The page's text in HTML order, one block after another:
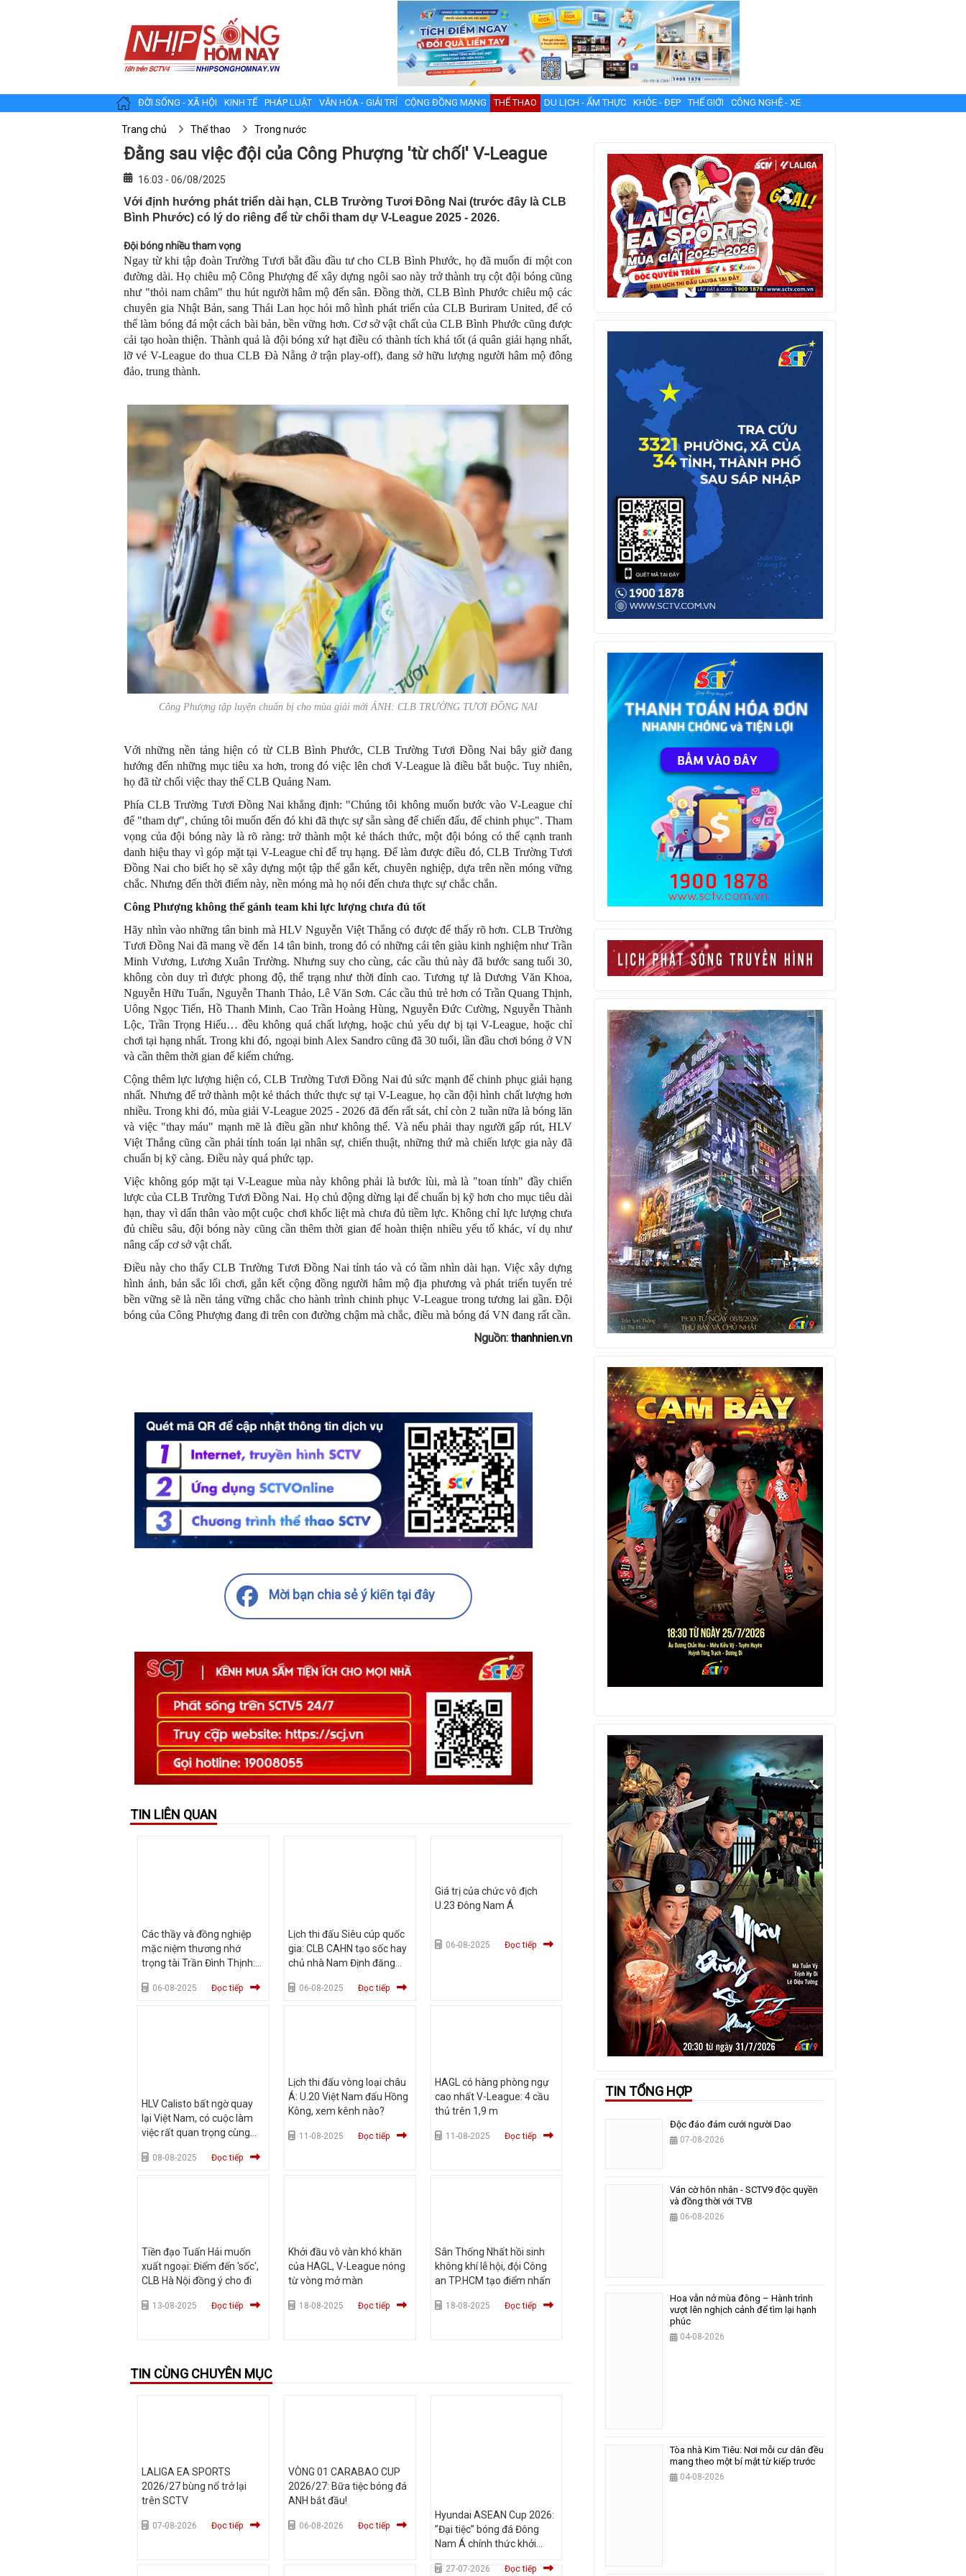
ĐỜI SỐNG - XÃ HỘI KINH TẾ PHÁP LUẬT VĂN HÓA - GIẢI TRÍ CỘNG ĐỒNG MẠNG THỂ THAO DU LỊCH - ẨM THỰC KHỎE - ĐẸP THẾ GIỚI CÔNG NGHỆ - XE
Trang chủ Thể thao Trong nước
Đằng sau việc đội của Công Phượng 'từ chối' V-League
16:03 - 06/08/2025
Với định hướng phát triển dài hạn, CLB Trường Tươi Đồng Nai (trước đây là CLB
Bình Phước) có lý do riêng để từ chối tham dự V-League 2025 - 2026.
Đội bóng nhiều tham vọng
Ngay từ khi tập đoàn Trường Tươi bắt đầu đầu tư cho CLB Bình Phước, họ đã muốn đi một con
đường dài. Họ chiêu mộ Công Phượng để xây dựng ngôi sao này trở thành trụ cột đội bóng cũng
như "thỏi nam châm" thu hút người hâm mộ đến sân. Đồng thời, CLB Bình Phước chiêu mộ các
chuyên gia Nhật Bản, sang Thái Lan học hỏi mô hình phát triển của CLB Buriram United, để có
thể làm bóng đá một cách bài bản, bền vững hơn. Cơ sở vật chất của CLB Bình Phước cũng được
cải tạo hoàn thiện. Thành quả là đội bóng xứ hạt điều có thành tích khá tốt (á quân giải hạng nhất,
lỡ vé V-League do thua CLB Đà Nẵng ở trận play-off), đang sở hữu lượng người hâm mộ đông
đảo, trung thành.
Công Phượng tập luyện chuẩn bị cho mùa giải mới ẢNH: CLB TRƯỜNG TƯƠI ĐỒNG NAI
Với những nền tảng hiện có từ CLB Bình Phước, CLB Trường Tươi Đồng Nai bây giờ đang
hướng đến những mục tiêu xa hơn, trong đó việc lên chơi V-League là điều bắt buộc. Tuy nhiên,
họ đã từ chối việc thay thế CLB Quảng Nam.
Phía CLB Trường Tươi Đồng Nai khẳng định: "Chúng tôi không muốn bước vào V-League chỉ
để "tham dự", chúng tôi muốn đến đó khi đã thực sự sẵn sàng để chiến đấu, để chinh phục". Tham
vọng của đội bóng này là rõ ràng: trở thành một kẻ thách thức, một đội bóng có thể cạnh tranh
danh hiệu thay vì góp mặt tại V-League chỉ để trụ hạng. Để làm được điều đó, CLB Trường Tươi
Đồng Nai cho biết họ sẽ xây dựng một tập thể gắn kết, chuyên nghiệp, dựa trên nền móng vững
chắc. Nhưng đến thời điểm này, nền móng mà họ nói đến chưa thực sự chắc chắn.
Công Phượng không thể gánh team khi lực lượng chưa đủ tốt
Hãy nhìn vào những tân binh mà HLV Nguyễn Việt Thắng có được để thấy rõ hơn. CLB Trường
Tươi Đồng Nai đã mang về đến 14 tân binh, trong đó có những cái tên giàu kinh nghiệm như Trần
Minh Vương, Lương Xuân Trường. Nhưng suy cho cùng, các cầu thủ này đã bước sang tuổi 30,
không còn duy trì được phong độ, thể trạng như thời đỉnh cao. Tương tự là Dương Văn Khoa,
Nguyễn Hữu Tuấn, Nguyễn Thanh Thảo, Lê Văn Sơn. Các cầu thủ trẻ hơn có Trần Quang Thịnh,
Uông Ngọc Tiến, Hồ Thanh Minh, Cao Trần Hoàng Hùng, Nguyễn Đức Cường, Nguyễn Thành
Lộc, Trần Trọng Hiếu… đều không quá chất lượng, hoặc chủ yếu dự bị tại V-League, hoặc chỉ
chơi tại hạng nhất. Trong khi đó, ngoại binh Alex Sandro cũng đã 30 tuổi, lần đầu chơi bóng ở VN
và cần thêm thời gian để kiểm chứng.
Cộng thêm lực lượng hiện có, CLB Trường Tươi Đồng Nai đủ sức mạnh để chinh phục giải hạng
nhất. Nhưng để trở thành một kẻ thách thức thực sự tại V-League, họ cần đội hình chất lượng hơn
nhiều. Trong khi đó, mùa giải V-League 2025 - 2026 đã đến rất sát, chỉ còn 2 tuần nữa là bóng lăn
và việc "thay máu" mạnh mẽ là điều gần như không thể. Và nếu phải thay người gấp rút, HLV
Việt Thắng cũng cần phải tính toán lại nhân sự, chiến thuật, những thứ mà chiến lược gia này đã
chuẩn bị kỹ càng. Điều này quá phức tạp.
Việc không góp mặt tại V-League mùa này không phải là bước lùi, mà là "toan tính" đầy chiến
lược của CLB Trường Tươi Đồng Nai. Họ chủ động dừng lại để chuẩn bị kỹ hơn cho mục tiêu dài
hạn, thay vì dấn thân vào một cuộc chơi khốc liệt mà chưa đủ tiềm lực. Không chỉ lực lượng chưa
đủ chiều sâu, đội bóng này cũng cần thêm thời gian để hoàn thiện nhiều yếu tố khác, ví dụ như
nâng cấp cơ sở vật chất.
Điều này cho thấy CLB Trường Tươi Đồng Nai tỉnh táo và có tầm nhìn dài hạn. Việc xây dựng
hình ảnh, bản sắc lối chơi, gắn kết cộng đồng người hâm mộ địa phương và phát triển tuyến trẻ
bền vững sẽ là nền tảng vững chắc cho hành trình chinh phục V-League trong tương lai gần. Đội
bóng của Công Phượng đang đi trên con đường chậm mà chắc, điều mà bóng đá VN đang rất cần.
Nguồn:thanhnien.vn
Mời bạn chia sẻ ý kiến tại đây
TIN LIÊN QUAN
Các thầy và đồng nghiệp
mặc niệm thương nhớ
trọng tài Trần Đình Thịnh:
06-08-2025 Đọc tiếp
Lịch thi đấu Siêu cúp quốc
gia: CLB CAHN tạo sốc hay
chủ nhà Nam Định đăng
06-08-2025 Đọc tiếp
Giá trị của chức vô địch
U.23 Đông Nam Á
06-08-2025 Đọc tiếp
HLV Calisto bất ngờ quay
lại Việt Nam, có cuộc làm
việc rất quan trọng cùng
08-08-2025 Đọc tiếp
Lịch thi đấu vòng loại châu
Á: U.20 Việt Nam đấu Hồng
Kông, xem kênh nào?
11-08-2025 Đọc tiếp
HAGL có hàng phòng ngự
cao nhất V-League: 4 cầu
thủ trên 1,9 m
11-08-2025 Đọc tiếp
Tiền đạo Tuấn Hải muốn
xuất ngoại: Điểm đến 'sốc',
CLB Hà Nội đồng ý cho đi
13-08-2025 Đọc tiếp
Khởi đầu vô vàn khó khăn
của HAGL, V-League nóng
từ vòng mở màn
18-08-2025 Đọc tiếp
Sân Thống Nhất hồi sinh
không khí lễ hội, đội Công
an TP.HCM tạo điểm nhấn
18-08-2025 Đọc tiếp
TIN CÙNG CHUYÊN MỤC
LALIGA EA SPORTS
2026/27 bùng nổ trở lại
trên SCTV
07-08-2026 Đọc tiếp
VÒNG 01 CARABAO CUP
2026/27: Bữa tiệc bóng đá
ANH bắt đầu!
06-08-2026 Đọc tiếp
Hyundai ASEAN Cup 2026:
”Đại tiệc” bóng đá Đông
Nam Á chính thức khởi
SCTV27-07-2026 Đọc tiếp
TIN TỔNG HỢP
Độc đáo đám cưới người Dao
07-08-2026
Ván cờ hôn nhân - SCTV9 độc quyền
và đồng thời với TVB
06-08-2026
Hoa vẫn nở mùa đông – Hành trình
vượt lên nghịch cảnh để tìm lại hạnh
phúc
04-08-2026
Tòa nhà Kim Tiêu: Nơi mỗi cư dân đều
mang theo một bí mật từ kiếp trước
04-08-2026